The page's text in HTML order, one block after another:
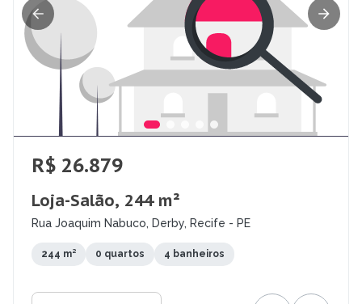
R$ 26.879
Loja-Salão, 244 m²
Rua Joaquim Nabuco, Derby, Recife - PE
244 m² 0 quartos 4 banheiros